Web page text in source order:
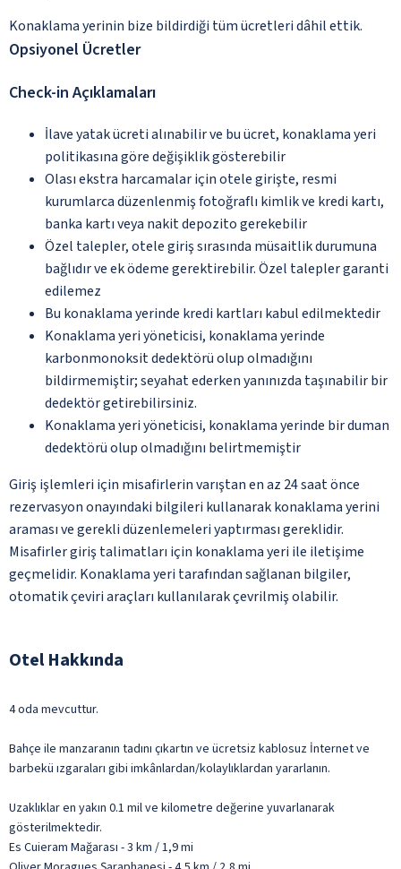
Konaklama yerinin bize bildirdiği tüm ücretleri dâhil ettik.
Opsiyonel Ücretler
Check-in Açıklamaları
İlave yatak ücreti alınabilir ve bu ücret, konaklama yeri
politikasına göre değişiklik gösterebilir
Olası ekstra harcamalar için otele girişte, resmi
kurumlarca düzenlenmiş fotoğraflı kimlik ve kredi kartı,
banka kartı veya nakit depozito gerekebilir
Özel talepler, otele giriş sırasında müsaitlik durumuna
bağlıdır ve ek ödeme gerektirebilir. Özel talepler garanti
edilemez
Bu konaklama yerinde kredi kartları kabul edilmektedir
Konaklama yeri yöneticisi, konaklama yerinde
karbonmonoksit dedektörü olup olmadığını
bildirmemiştir; seyahat ederken yanınızda taşınabilir bir
dedektör getirebilirsiniz.
Konaklama yeri yöneticisi, konaklama yerinde bir duman
dedektörü olup olmadığını belirtmemiştir
Giriş işlemleri için misafirlerin varıştan en az 24 saat önce
rezervasyon onayındaki bilgileri kullanarak konaklama yerini
araması ve gerekli düzenlemeleri yaptırması gereklidir.
Misafirler giriş talimatları için konaklama yeri ile iletişime
geçmelidir. Konaklama yeri tarafından sağlanan bilgiler,
otomatik çeviri araçları kullanılarak çevrilmiş olabilir.
Otel Hakkında
4 oda mevcuttur.
Bahçe ile manzaranın tadını çıkartın ve ücretsiz kablosuz İnternet ve
barbekü ızgaraları gibi imkânlardan/kolaylıklardan yararlanın.
Uzaklıklar en yakın 0.1 mil ve kilometre değerine yuvarlanarak
gösterilmektedir.
Es Cuieram Mağarası - 3 km / 1,9 mi